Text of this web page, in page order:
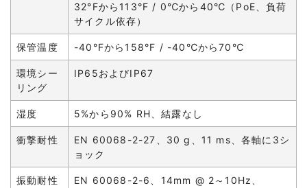
32°Fから113°F / 0℃から40℃（PoE、負荷
サイクル依存）
保管温度 -40°Fから158°F / -40℃から70℃
環境シー
リング
IP65およびIP67
湿度 5%から90% RH、結露なし
衝撃耐性
EN 60068-2-27、30 g、11 ms、各軸に3シ
ョック
振動耐性
EN 60068-2-6、14mm @ 2～10Hz、